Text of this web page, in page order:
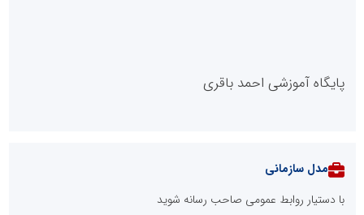
در آینده‌ای که به زبان صفر و یک نوشته می‌شود، سازمان‌های بی‌تحول،
تحول‌آفرین شنای ایران در سطح جهانی
صنعت چوب؛ هنر، خلاقیت و اشتغال در کنار هم، که برای بقا نیازمند